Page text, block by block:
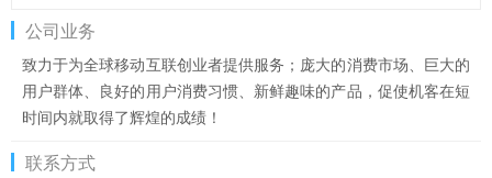
公司业务
致力于为全球移动互联创业者提供服务；庞大的消费市场、巨大的
用户群体、良好的用户消费习惯、新鲜趣味的产品，促使机客在短
时间内就取得了辉煌的成绩！
联系方式